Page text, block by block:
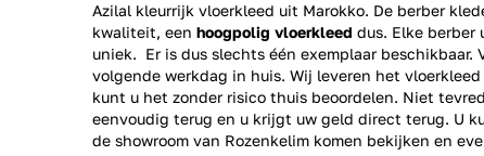
Azilal kleurrijk vloerkleed uit Marokko. De berber
kwaliteit, een hoogpolig vloerkleed dus. Elke berber
uniek. Er is dus slechts één exemplaar beschikbaar.
volgende werkdag in huis. Wij leveren het
kunt u het zonder risico thuis beoordelen. Niet
eenvoudig terug en u krijgt uw geld direct terug. U
de showroom van Rozenkelim komen bekijken en